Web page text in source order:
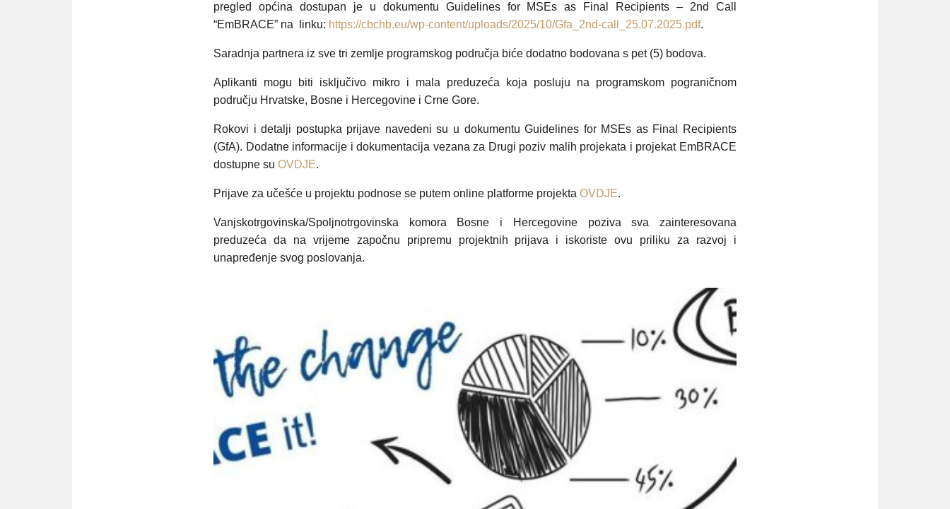
pregled općina dostupan je u dokumentu Guidelines for MSEs as Final Recipients – 2nd Call
“EmBRACE” na linku: https://cbchb.eu/wp-content/uploads/2025/10/Gfa_2nd-call_25.07.2025.pdf.
Saradnja partnera iz sve tri zemlje programskog područja biće dodatno bodovana s pet (5) bodova.
Aplikanti mogu biti isključivo mikro i mala preduzeća koja posluju na programskom pograničnom
području Hrvatske, Bosne i Hercegovine i Crne Gore.
Rokovi i detalji postupka prijave navedeni su u dokumentu Guidelines for MSEs as Final Recipients
(GfA). Dodatne informacije i dokumentacija vezana za Drugi poziv malih projekata i projekat EmBRACE
dostupne su OVDJE.
Prijave za učešće u projektu podnose se putem online platforme projekta OVDJE.
Vanjskotrgovinska/Spoljnotrgovinska komora Bosne i Hercegovine poziva sva zainteresovana
preduzeća da na vrijeme započnu pripremu projektnih prijava i iskoriste ovu priliku za razvoj i
unapređenje svog poslovanja.